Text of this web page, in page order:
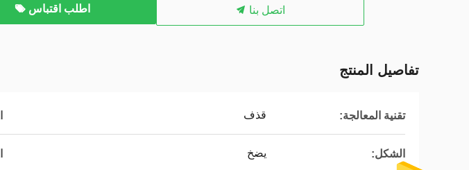
اتصل بنا اطلب اقتباس
تفاصيل المنتج
تقنية المعالجة: قذف
الشكل: يضخ